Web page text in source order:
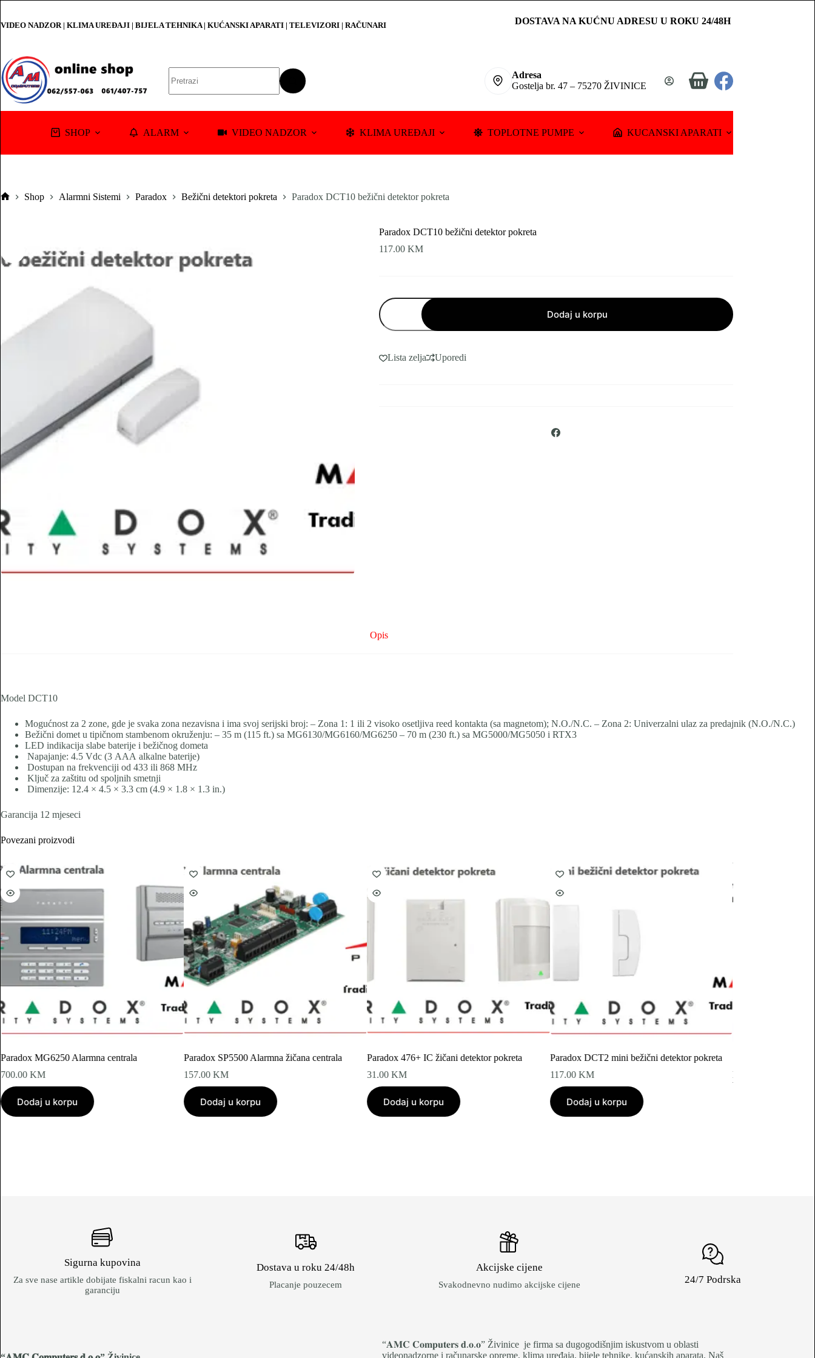
content
VIDEO NADZOR | KLIMA UREĐAJI | BIJELA TEHNIKA | KUĆANSKI APARATI | TELEVIZORI | RAČUNARI DOSTAVA NA KUĆNU ADRESU U ROKU 24/48H
results
Adresa
Gostelja br. 47 – 75270 ŽIVINICE
Shopping
SHOP ALARM VIDEO NADZOR KLIMA UREĐAJI TOPLOTNE PUMPE KUCANSKI APARATI
Shop Alarmni Sistemi Paradox Bežični detektori pokreta Paradox DCT10 bežični detektor pokreta
Paradox DCT10 bežični detektor pokreta
117.00 KM
Paradox
DCT10
bežični
detektor
količina
Dodaj u korpu
Lista zelja Uporedi
Opis
Model DCT10
Mogućnost za 2 zone, gde je svaka zona nezavisna i ima svoj serijski broj: – Zona 1: 1 ili 2 visoko osetljiva reed kontakta (sa magnetom); N.O./N.C. – Zona 2: Univerzalni ulaz za predajnik (N.O./N.C.)
Bežični domet u tipičnom stambenom okruženju: – 35 m (115 ft.) sa MG6130/MG6160/MG6250 – 70 m (230 ft.) sa MG5000/MG5050 i RTX3
LED indikacija slabe baterije i bežičnog dometa
Napajanje: 4.5 Vdc (3 AAA alkalne baterije)
Dostupan na frekvenciji od 433 ili 868 MHz
Ključ za zaštitu od spoljnih smetnji
Dimenzije: 12.4 × 4.5 × 3.3 cm (4.9 × 1.8 × 1.3 in.)
Garancija 12 mjeseci
Povezani proizvodi
Paradox MG6250 Alarmna centrala
700.00 KM
Dodaj u korpu
Paradox SP5500 Alarmna žičana centrala
157.00 KM
Dodaj u korpu
Paradox 476+ IC žičani detektor pokreta
31.00 KM
Dodaj u korpu
Paradox DCT2 mini bežični detektor pokreta
117.00 KM
Dodaj u korpu
Bežični magnetni
boje
Sigurna kupovina
Za sve nase artikle dobijate fiskalni racun kao i
garanciju
Dostava u roku 24/48h
Placanje pouzecem
Akcijske cijene
Svakodnevno nudimo akcijske cijene 24/7 Podrska
“𝐀𝐌𝐂 𝐂𝐨𝐦𝐩𝐮𝐭𝐞𝐫𝐬 𝐝.𝐨.𝐨” Živinice je firma sa dugogodišnjim iskustvom u oblasti
videonadzorne i računarske opreme, klima uređaja, bijele tehnike, kućanskih aparata. Naš